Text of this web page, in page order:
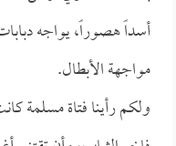
أسداً هصوراً، يواجه
مواجهة الأبطال.
ولكم رأينا فتاة مسلمة